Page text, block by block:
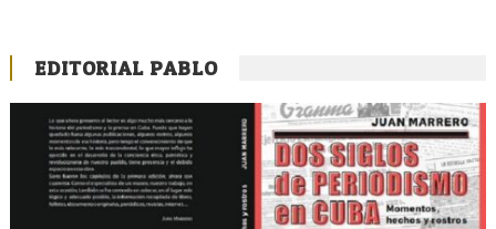
EDITORIAL PABLO